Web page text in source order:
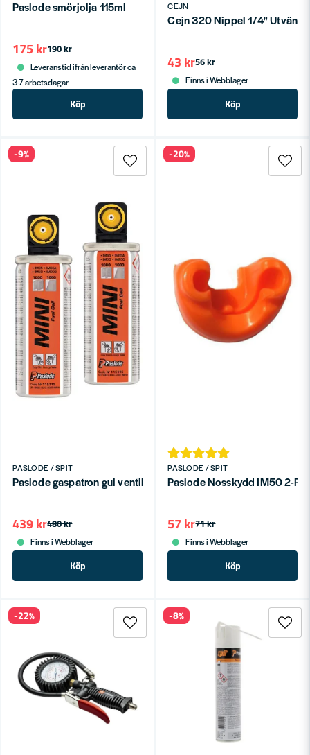
Paslode smörjolja 115ml
190 kr
175 kr
Leveranstid ifrån leverantör ca
3-7 arbetsdagar
Köp
CEJN
Cejn 320 Nippel 1/4"
56 kr
43 kr
Finns i Webblager
Köp
PASLODE / SPIT
Paslode gaspatron gul ventil för IM50/IM65/IM200/IM250 2-P
480 kr
439 kr
Finns i Webblager
Köp
-9%
PASLODE / SPIT
Paslode Nosskydd IM50 2-P
71 kr
57 kr
Finns i Webblager
Köp
-20%
-22% -8%